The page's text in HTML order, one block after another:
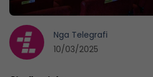
Nga Telegrafi
10/03/2025